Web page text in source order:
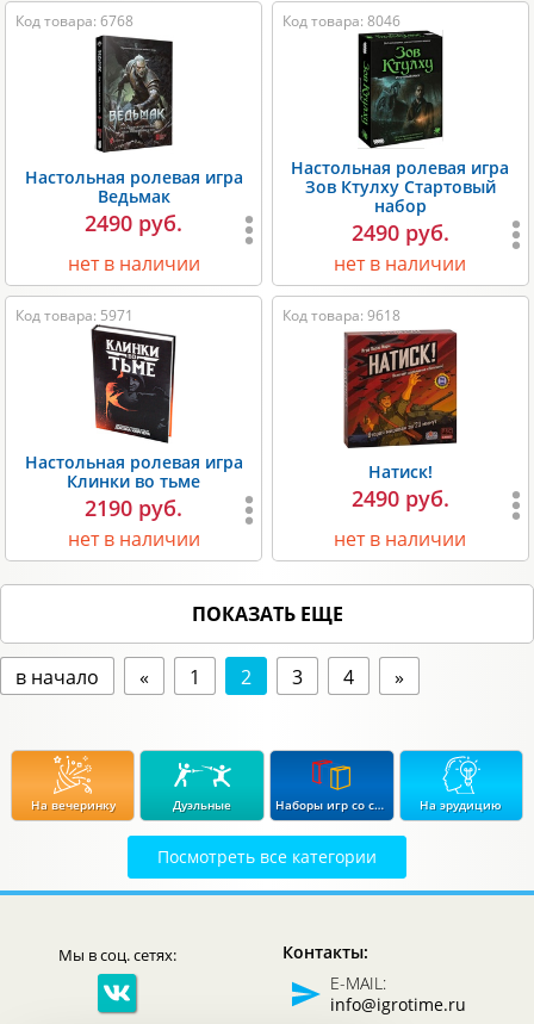
Код товара: 6768
Настольная ролевая игра
Ведьмак
2490 руб.
нет в наличии
Код товара: 8046
Настольная ролевая игра
Зов Ктулху Стартовый
набор
2490 руб.
нет в наличии
Код товара: 5971
Настольная ролевая игра
Клинки во тьме
2190 руб.
нет в наличии
Код товара: 9618
Натиск!
2490 руб.
нет в наличии
ПОКАЗАТЬ ЕЩЕ
в начало « 1 2 3 4 »
Дуэльные Наборы игр со скидкой до 15% На эрудицию
Стратегические
На вечеринку
В дорогу
Логические Детективные В подарок
Посмотреть все категории
Мы в соц. сетях:
Контакты:
E-MAIL:
info@igrotime.ru